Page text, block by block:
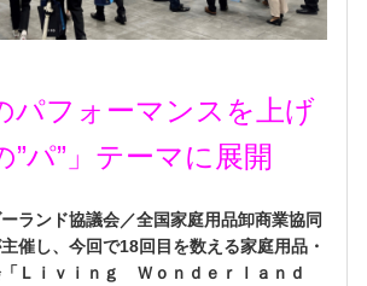
パフォーマンスを上げ
”パ”」テーマに展開
ランド協議会／全国家庭用品卸商業協同
催し、今回で18回目を数える家庭用品・
Ｌｉｖｉｎｇ Ｗｏｎｄｅｒｌａｎｄ